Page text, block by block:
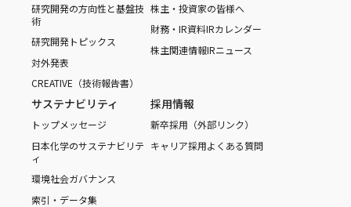
研究開発の方向性と基盤技
術
研究開発トピックス
対外発表
CREATIVE（技術報告書）
株主・投資家の皆様へ
財務・IR資料IRカレンダー
株主関連情報IRニュース
サステナビリティ
トップメッセージ
日本化学のサステナビリテ
ィ
環境社会ガバナンス
索引・データ集
採用情報
新卒採用（外部リンク）
キャリア採用よくある質問